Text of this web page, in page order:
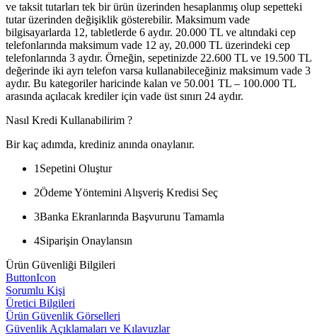
ve taksit tutarları tek bir ürün üzerinden hesaplanmış olup sepetteki
tutar üzerinden değişiklik gösterebilir. Maksimum vade
bilgisayarlarda 12, tabletlerde 6 aydır. 20.000 TL ve altındaki cep
telefonlarında maksimum vade 12 ay, 20.000 TL üzerindeki cep
telefonlarında 3 aydır. Örneğin, sepetinizde 22.600 TL ve 19.500 TL
değerinde iki ayrı telefon varsa kullanabileceğiniz maksimum vade 3
aydır. Bu kategoriler haricinde kalan ve 50.001 TL – 100.000 TL
arasında açılacak krediler için vade üst sınırı 24 aydır.
Nasıl Kredi Kullanabilirim ?
Bir kaç adımda, krediniz anında onaylanır.
1 Sepetini Oluştur
2Ödeme Yöntemini Alışveriş Kredisi Seç
3Banka Ekranlarında Başvurunu Tamamla
4Siparişin Onaylansın
Ürün Güvenliği Bilgileri
ButtonIcon
Sorumlu Kişi
Üretici Bilgileri
Ürün Güvenlik Görselleri
Güvenlik Açıklamaları ve Kılavuzlar